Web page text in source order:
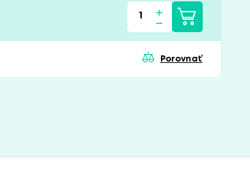
Porovnať